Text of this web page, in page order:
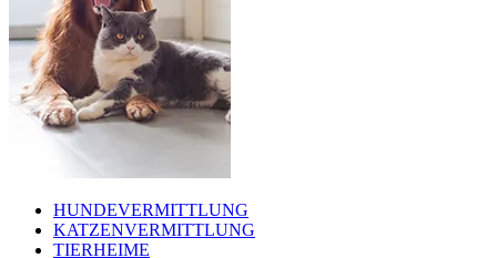
HUNDEVERMITTLUNG
KATZENVERMITTLUNG
TIERHEIME